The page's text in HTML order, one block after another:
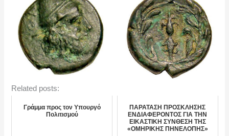
Related posts:
Γράμμα προς τον Υπουργό
Πολιτισμού
ΠΑΡΑΤΑΣΗ ΠΡΟΣΚΛΗΣΗΣ
ΕΝΔΙΑΦΕΡΟΝΤΟΣ ΓΙΑ ΤΗΝ
ΕΙΚΑΣΤΙΚΗ ΣΥΝΘΕΣΗ ΤΗΣ
«ΟΜΗΡΙΚΗΣ ΠΗΝΕΛΟΠΗΣ»